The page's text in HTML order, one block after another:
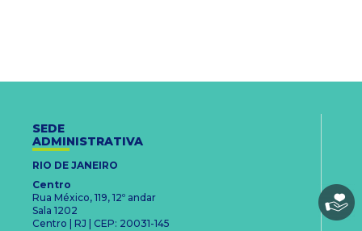
SEDE
ADMINISTRATIVA
RIO DE JANEIRO
Centro
Rua México, 119, 12º andar
Sala 1202
Centro | RJ | CEP: 20031-145